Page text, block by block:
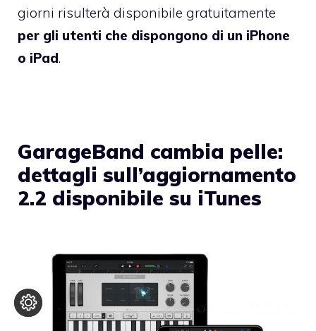
giorni risulterà disponibile gratuitamente
per gli utenti che dispongono di un iPhone
o iPad.
GarageBand cambia pelle:
dettagli sull’aggiornamento
2.2 disponibile su iTunes